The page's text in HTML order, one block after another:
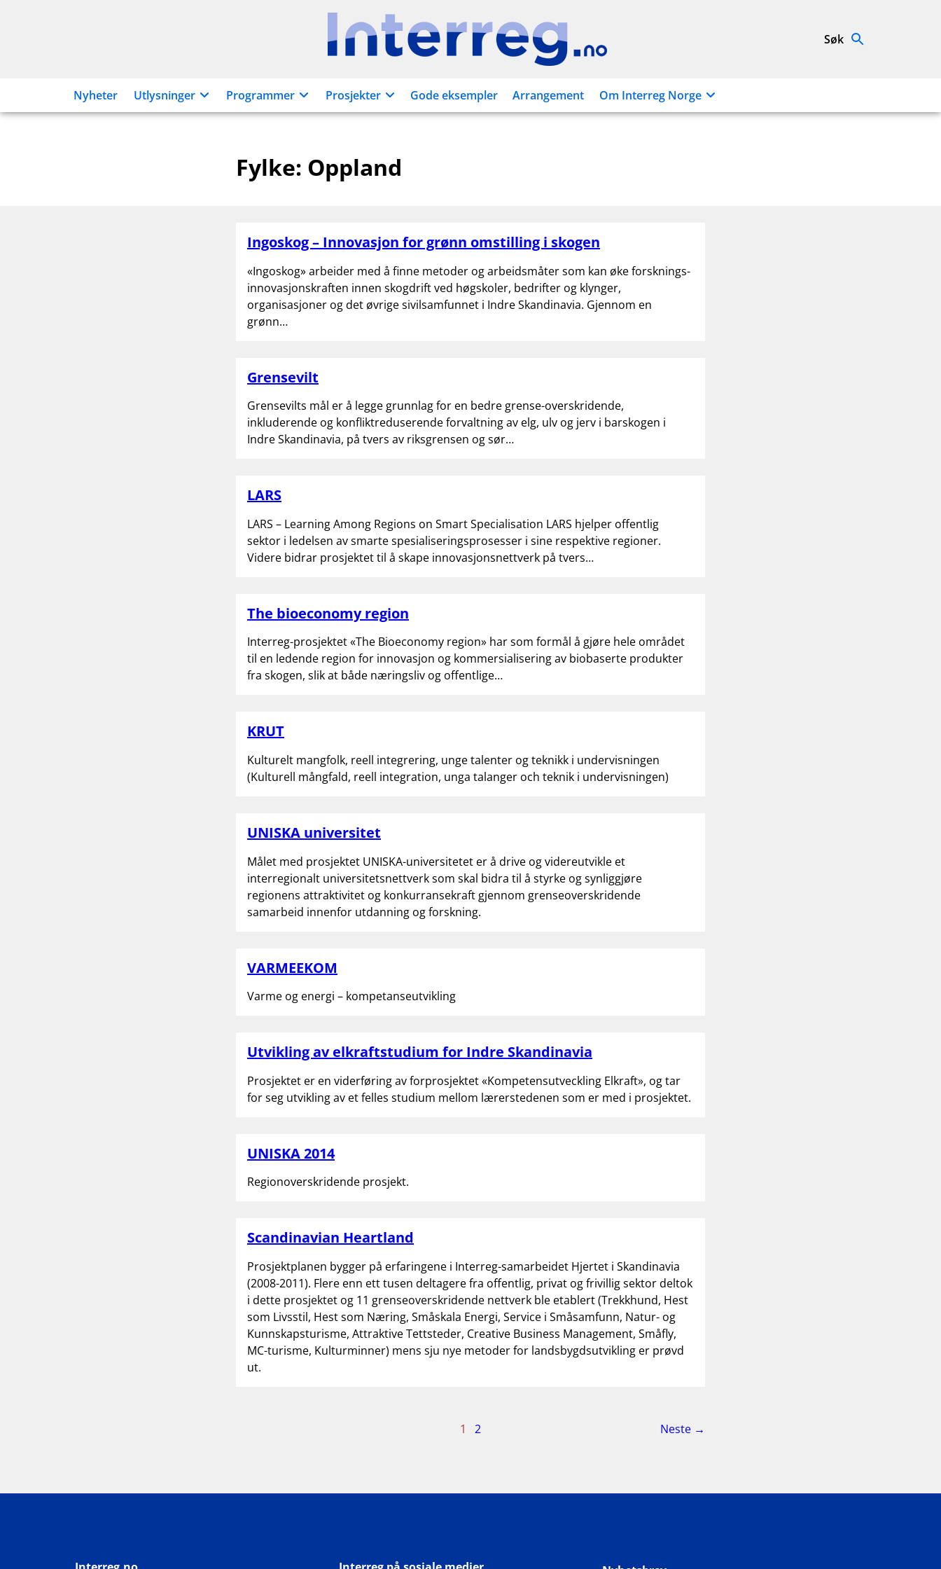
Interreg.no Søk
Nyheter Utlysninger Programmer Prosjekter Gode eksempler Arrangement Om Interreg Norge
Fylke: Oppland
Ingoskog – Innovasjon for grønn omstilling i skogen
«Ingoskog» arbeider med å finne metoder og arbeidsmåter som kan øke forsknings-
innovasjonskraften innen skogdrift ved høgskoler, bedrifter og klynger,
organisasjoner og det øvrige sivilsamfunnet i Indre Skandinavia. Gjennom en
grønn…
Grensevilt
Grensevilts mål er å legge grunnlag for en bedre grense-overskridende,
inkluderende og konfliktreduserende forvaltning av elg, ulv og jerv i barskogen i
Indre Skandinavia, på tvers av riksgrensen og sør…
LARS
LARS – Learning Among Regions on Smart Specialisation LARS hjelper offentlig
sektor i ledelsen av smarte spesialiseringsprosesser i sine respektive regioner.
Videre bidrar prosjektet til å skape innovasjonsnettverk på tvers…
The bioeconomy region
Interreg-prosjektet «The Bioeconomy region» har som formål å gjøre hele området
til en ledende region for innovasjon og kommersialisering av biobaserte produkter
fra skogen, slik at både næringsliv og offentlige…
KRUT
Kulturelt mangfolk, reell integrering, unge talenter og teknikk i undervisningen
(Kulturell mångfald, reell integration, unga talanger och teknik i undervisningen)
UNISKA universitet
Målet med prosjektet UNISKA-universitetet er å drive og videreutvikle et
interregionalt universitetsnettverk som skal bidra til å styrke og synliggjøre
regionens attraktivitet og konkurransekraft gjennom grenseoverskridende
samarbeid innenfor utdanning og forskning.
VARMEEKOM
Varme og energi – kompetanseutvikling
Utvikling av elkraftstudium for Indre Skandinavia
Prosjektet er en viderføring av forprosjektet «Kompetensutveckling Elkraft», og tar
for seg utvikling av et felles studium mellom lærerstedenen som er med i prosjektet.
UNISKA 2014
Regionoverskridende prosjekt.
Scandinavian Heartland
Prosjektplanen bygger på erfaringene i Interreg-samarbeidet Hjertet i Skandinavia
(2008-2011). Flere enn ett tusen deltagere fra offentlig, privat og frivillig sektor deltok
i dette prosjektet og 11 grenseoverskridende nettverk ble etablert (Trekkhund, Hest
som Livsstil, Hest som Næring, Småskala Energi, Service i Småsamfunn, Natur- og
Kunnskapsturisme, Attraktive Tettsteder, Creative Business Management, Småfly,
MC-turisme, Kulturminner) mens sju nye metoder for landsbygdsutvikling er prøvd
ut.
1 2 Neste side
→